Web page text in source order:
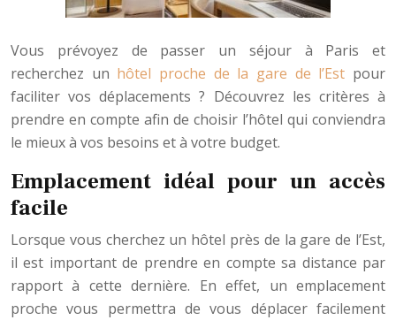
Vous prévoyez de passer un séjour à Paris et
recherchez un hôtel proche de la gare de l’Est pour
faciliter vos déplacements ? Découvrez les critères à
prendre en compte afin de choisir l’hôtel qui conviendra
le mieux à vos besoins et à votre budget.
Emplacement idéal pour un accès
facile
Lorsque vous cherchez un hôtel près de la gare de l’Est,
il est important de prendre en compte sa distance par
rapport à cette dernière. En effet, un emplacement
proche vous permettra de vous déplacer facilement